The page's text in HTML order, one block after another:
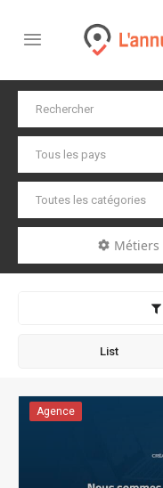
Métiers
List
Agence